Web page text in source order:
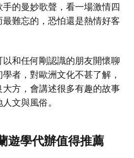
的曼妙歌聲，看一場激情四
難忘的，恐怕還是熱情好客
和任何剛認識的朋友開懷聊
者，對歐洲文化不甚了解，
方，會講述很多有趣的故事
文與風俗。
遊學代辦值得推薦